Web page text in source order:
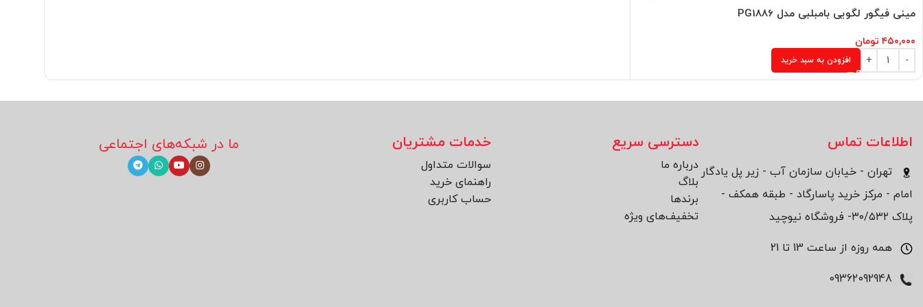
مینی فیگور لگویی بامبلبی مدل PG1886
۴۵۰,۰۰۰ تومان
افزودن به سبد خرید
اطلاعات تماس
تهران - خیابان سازمان آب - زیر پل یادگار
امام - مرکز خرید پاسارگاد - طبقه همکف -
پلاک ۳۰/۵۳۲- فروشگاه نیوچید
همه روزه از ساعت 13 تا 21
دسترسی سریع
درباره ما
بلاگ
برند‌ها
تخفیف‌های ویژه
خدمات مشتریان
سوالات متداول
راهنمای خرید
حساب کاربری
ما در شبکه‌های اجتماعی